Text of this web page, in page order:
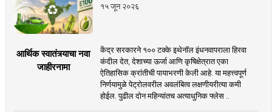
१५ जून २०२६
आर्थिक स्वातंत्र्याचा नवा
जाहीरनामा
केंद्र सरकारने १०० टक्के इथेनॉल इंधनवापराला हिरवा
कंदील देत, देशाच्या ऊर्जा आणि कृषिक्षेत्रात एका
ऐतिहासिक क्रांतीची पायाभरणी केली आहे. या महत्त्वपूर्ण
निर्णयामुळे पेट्रोलवरील अवलंबित्व लक्षणीयरीत्या कमी
होईल. पुढील दोन महिन्यांतच अत्याधुनिक फ्लेस ..